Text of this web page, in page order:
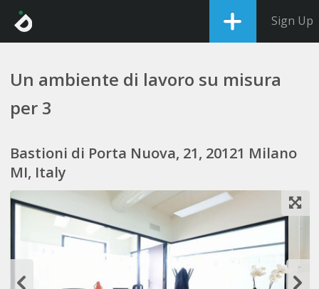
Sign Up
Un ambiente di lavoro su misura
per 3
Bastioni di Porta Nuova, 21, 20121 Milano
MI, Italy